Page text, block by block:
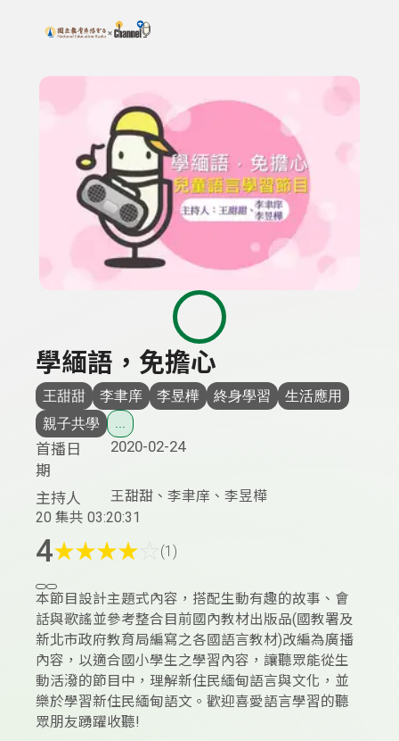
上方功能區塊
搜尋關鍵字：可輸入節目名稱、主持人或關鍵字
學緬語，免擔心
王甜甜 李聿庠 李昱樺 終身學習
生活應用
親子共學
...
首播日
期
2020-02-24
主持人
王甜甜、李聿庠、李昱樺
20 集共 03:20:31
4★★★★ (1)
本節目設計主題式內容，搭配生動有趣的故事、會
話與歌謠並參考整合目前國內教材出版品(國教署及
新北市政府教育局編寫之各國語言教材)改編為廣播
內容，以適合國小學生之學習內容，讓聽眾能從生
動活潑的節目中，理解新住民緬甸語言與文化，並
樂於學習新住民緬甸語文。歡迎喜愛語言學習的聽
眾朋友踴躍收聽!